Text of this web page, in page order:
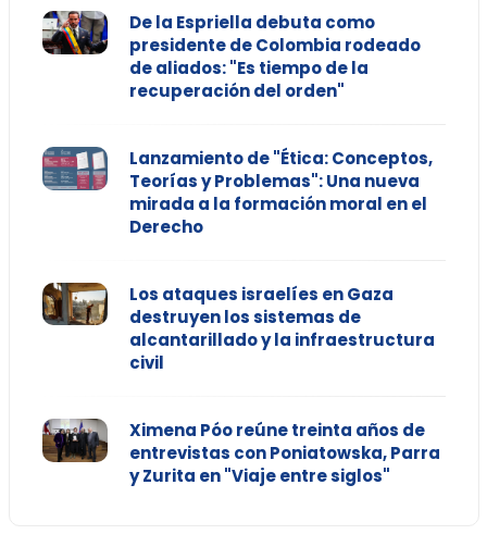
De la Espriella debuta como
presidente de Colombia rodeado
de aliados: "Es tiempo de la
recuperación del orden"
Lanzamiento de "Ética: Conceptos,
Teorías y Problemas": Una nueva
mirada a la formación moral en el
Derecho
Los ataques israelíes en Gaza
destruyen los sistemas de
alcantarillado y la infraestructura
civil
Ximena Póo reúne treinta años de
entrevistas con Poniatowska, Parra
y Zurita en "Viaje entre siglos"